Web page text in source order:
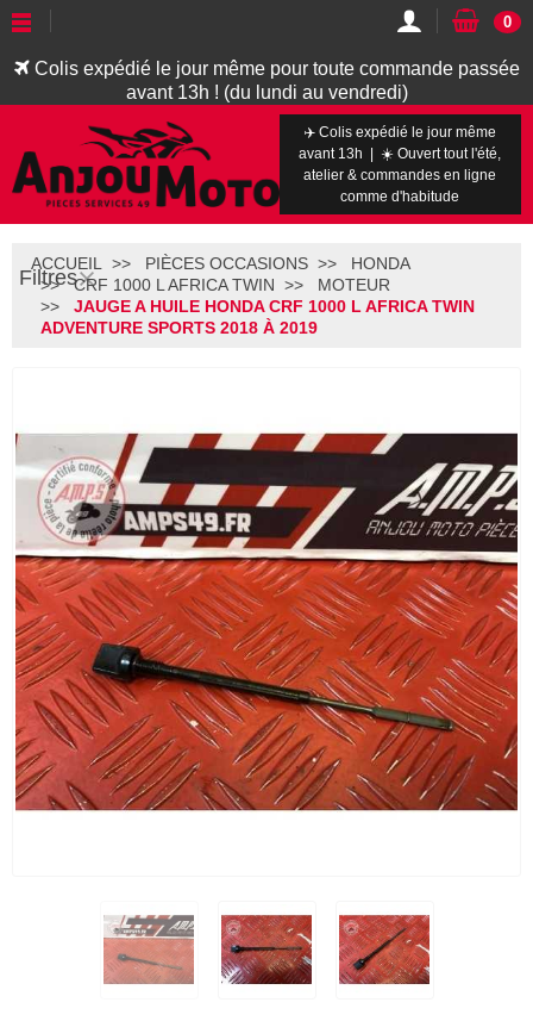
Colis expédié le jour même pour toute commande passée
avant 13h ! (du lundi au vendredi)
0
✈️ Colis expédié le jour même
avant 13h | ☀️ Ouvert tout l'été,
atelier & commandes en ligne
comme d'habitude
Filtres
ACCUEIL PIÈCES OCCASIONS
HONDA
CRF 1000 L AFRICA TWIN
MOTEUR
JAUGE A HUILE HONDA CRF 1000 L AFRICA TWIN
ADVENTURE SPORTS 2018 À 2019